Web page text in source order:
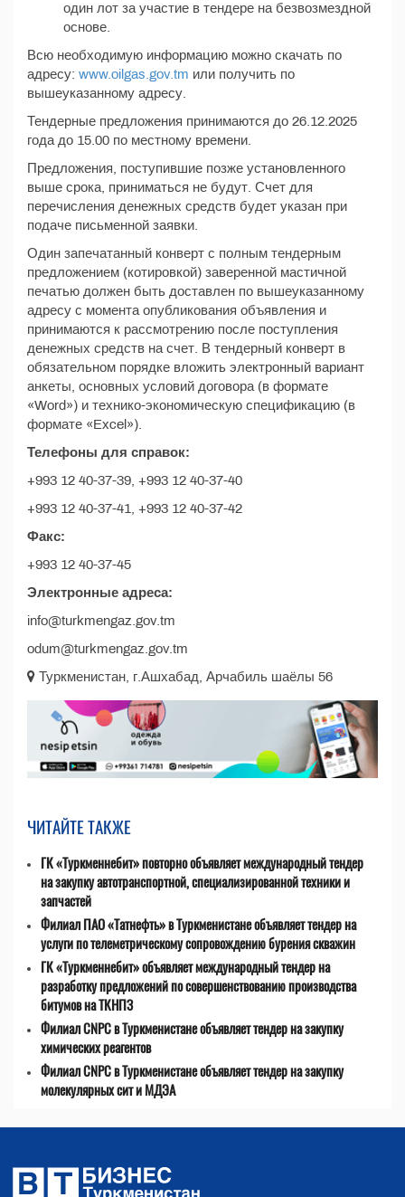
один лот за участие в тендере на безвозмездной
основе.
Всю необходимую информацию можно скачать по
адресу: www.oilgas.gov.tm или получить по
вышеуказанному адресу.
Тендерные предложения принимаются до 26.12.2025
года до 15.00 по местному времени.
Предложения, поступившие позже установленного
выше срока, приниматься не будут. Счет для
перечисления денежных средств будет указан при
подаче письменной заявки.
Один запечатанный конверт с полным тендерным
предложением (котировкой) заверенной мастичной
печатью должен быть доставлен по вышеуказанному
адресу с момента опубликования объявления и
принимаются к рассмотрению после поступления
денежных средств на счет. В тендерный конверт в
обязательном порядке вложить электронный вариант
анкеты, основных условий договора (в формате
«Word») и технико-экономическую спецификацию (в
формате «Excel»).
Телефоны для справок:
+993 12 40-37-39, +993 12 40-37-40
+993 12 40-37-41, +993 12 40-37-42
Факс:
+993 12 40-37-45
Электронные адреса:
info@turkmengaz.gov.tm
odum@turkmengaz.gov.tm
Туркменистан, г.Ашхабад, Арчабиль шаёлы 56
ЧИТАЙТЕ ТАКЖЕ
ГК «Туркменнебит» повторно объявляет международный тендер
на закупку автотранспортной, специализированной техники и
запчастей
Филиал ПАО «Татнефть» в Туркменистане объявляет тендер на
услуги по телеметрическому сопровождению бурения скважин
ГК «Туркменнебит» объявляет международный тендер на
разработку предложений по совершенствованию производства
битумов на ТКНПЗ
Филиал CNPC в Туркменистане объявляет тендер на закупку
химических реагентов
Филиал CNPC в Туркменистане объявляет тендер на закупку
молекулярных сит и МДЭА